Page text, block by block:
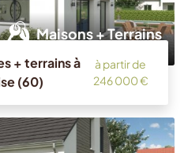
Maisons + Terrains
+ terrains à
(60)
à partir de
246 000 €